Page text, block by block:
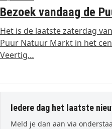
Bezoek vandaag de
Het is de laatste zaterdag
Puur Natuur Markt in het
Veertig…
Iedere dag het laatste
Meld je dan aan via